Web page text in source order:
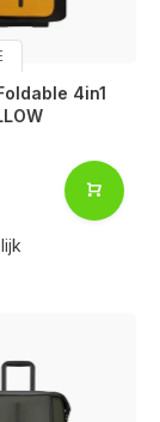
4in1